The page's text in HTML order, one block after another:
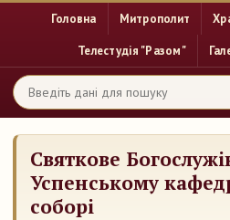
Головна Митрополит
Телестудія "Разом"
Святкове
Успенському
соборі